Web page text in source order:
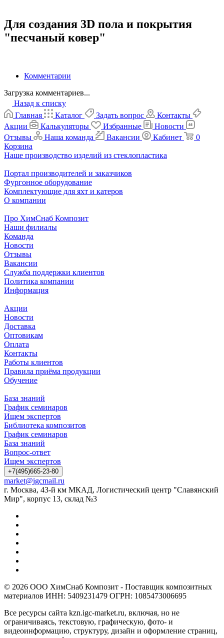
Для создания 3D пола и покрытия
"песчаный ковер"
Комментарии
Загрузка комментариев...
Назад к списку
Главная
Каталог Задать вопрос
Контакты
Акции
Калькуляторы Избранные
Новости
Отзывы
Наша команда Вакансии Кабинет
0
Корзина
Наше производство изделий из стеклопластика
Портал производителей и заказчиков
Фургонное оборудование
Комплектующие для яхт и катеров
О компании
Про ХимСнаб Композит
Наши филиалы
Команда
Новости
Отзывы
Вакансии
Служба поддержки клиентов
Политика компании
Информация
Акции
Новости
Доставка
Оптовикам
Оплата
Контакты
Работы клиентов
Правила приёма продукции
Обучение
База знаний
График семинаров
Ищем экспертов
Библиотека композитов
График семинаров
База знаний
Вопрос-ответ
Ищем экспертов
+7(495)665-23-80
market@igcmail.ru
г. Москва, 43-й км МКАД, Логистический центр "Славянский
Мир", корпус 13, склад №3
© 2026 ООО ХимСнаб Композит - Поставщик композитных
материалов ИНН: 5409231479 ОГРН: 1085473006695
Все ресурсы сайта kzn.igc-market.ru, включая, но не
ограничиваясь, текстовую, графическую, фото- и
видеоинформацию, структуру, дизайн и оформление страниц,